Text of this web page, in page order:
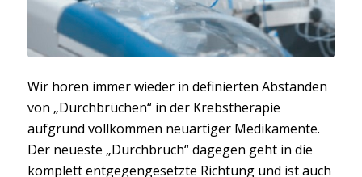
Wir hören immer wieder in definierten Abständen
von „Durchbrüchen“ in der Krebstherapie
aufgrund vollkommen neuartiger Medikamente.
Der neueste „Durchbruch“ dagegen geht in die
komplett entgegengesetzte Richtung und ist auch